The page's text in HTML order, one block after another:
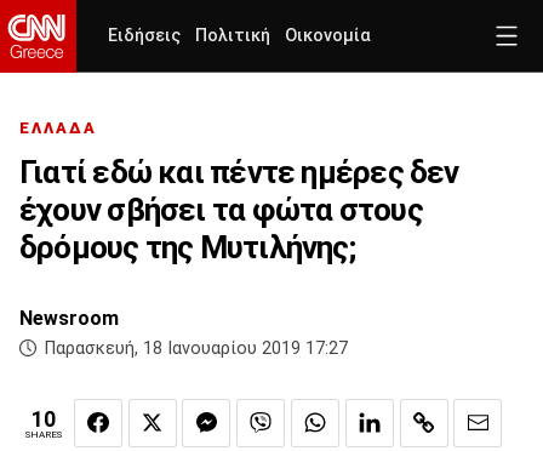
Ειδήσεις Πολιτική Οικονομία
ΕΛΛΑΔΑ
Γιατί εδώ και πέντε ημέρες δεν
έχουν σβήσει τα φώτα στους
δρόμους της Μυτιλήνης;
Newsroom
Παρασκευή, 18 Ιανουαρίου 2019 17:27
10
SHARES